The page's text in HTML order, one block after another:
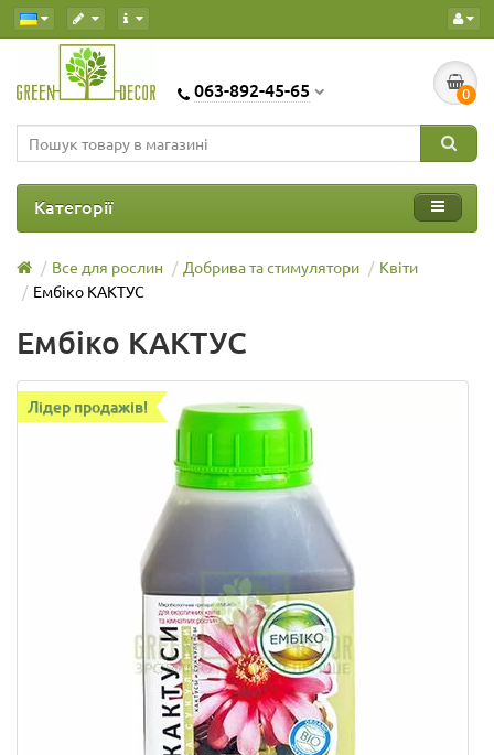
063-892-45-65 0
Категорії
Все для рослин Добрива та стимулятори
Квіти
Ембіко КАКТУС
Ембіко КАКТУС
Лідер продажів!